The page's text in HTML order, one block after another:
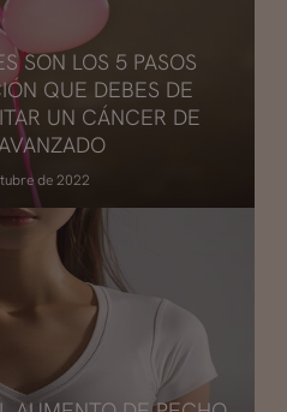
SON LOS 5 PASOS
QUE DEBES DE
UN CÁNCER DE
de 2022